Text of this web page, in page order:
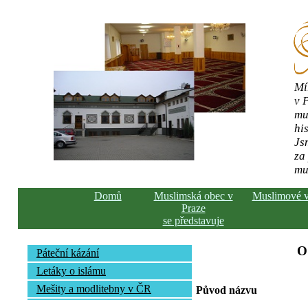
v
Domů
Muslimská obec v
Praze
se představuje
Muslimové
Páteční kázání
Letáky o islámu
Mešity a modlitebny v ČR
Původ názvu